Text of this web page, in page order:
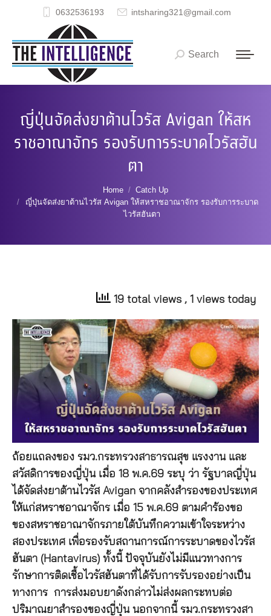
0632536193 intsharing321@gmail.com
Search:
Search
ญี่ปุ่นจัดส่งยาต้านไวรัส Avigan ให้สห
ราชอาณาจักร รองรับการระบาดไวรัสฮัน
ตา
Home
Catch Up
ญี่ปุ่นจัดส่งยาต้านไวรัส Avigan ให้สหราชอาณาจักร รองรับการระบาด
ไวรัสฮันตา
19 total views , 1 views today
ถ้อยแถลงของ รมว.กระทรวงสาธารณสุข แรงงาน และ
สวัสดิการของญี่ปุ่น เมื่อ 18 พ.ค.69 ระบุ ว่า รัฐบาลญี่ปุ่น
ได้จัดส่งยาต้านไวรัส Avigan จากคลังสำรองของประเทศ
ให้แก่สหราชอาณาจักร เมื่อ 15 พ.ค.69 ตามคำร้องขอ
ของสหราชอาณาจักรภายใต้บันทึกความเข้าใจระหว่าง
สองประเทศ เพื่อรองรับสถานการณ์การระบาดของไวรัส
ฮันตา (Hantavirus) ทั้งนี้ ปัจจุบันยังไม่มีแนวทางการ
รักษาการติดเชื้อไวรัสฮันตาที่ได้รับการรับรองอย่างเป็น
ทางการ การส่งมอบยาดังกล่าวไม่ส่งผลกระทบต่อ
ปริมาณยาสำรองของญี่ปุ่น นอกจากนี้ รมว.กระทรวงสา